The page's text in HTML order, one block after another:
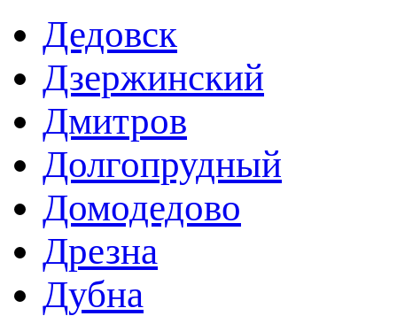
Дедовск
Дзержинский
Дмитров
Долгопрудный
Домодедово
Дрезна
Дубна